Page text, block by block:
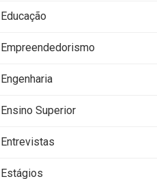
Educação
Empreendedorismo
Engenharia
Ensino Superior
Entrevistas
Estágios